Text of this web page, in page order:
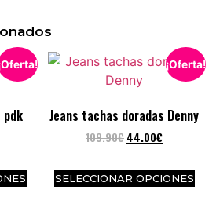
pdk
¡Oferta!
Jeans tachas doradas Denny
109.90€ 44.00€
SELECCIONAR OPCIONES